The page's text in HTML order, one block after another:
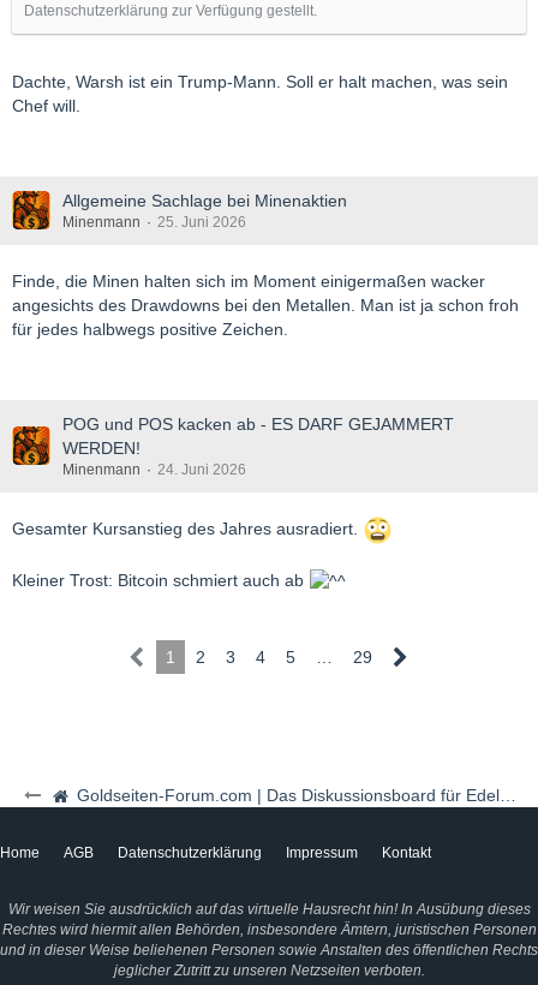
Goldseiten-Forum.com | Das Diskussionsboard für Edelmetalle & Rohstoffe
Datenschutzerklärung zur Verfügung gestellt.
Dachte, Warsh ist ein Trump-Mann. Soll er halt machen, was sein
Chef will.
Allgemeine Sachlage bei Minenaktien
Minenmann 25. Juni 2026
Finde, die Minen halten sich im Moment einigermaßen wacker
angesichts des Drawdowns bei den Metallen. Man ist ja schon froh
für jedes halbwegs positive Zeichen.
POG und POS kacken ab - ES DARF GEJAMMERT
WERDEN!
Minenmann 24. Juni 2026
Gesamter Kursanstieg des Jahres ausradiert.
Kleiner Trost: Bitcoin schmiert auch ab
1 2 3 4 5 29
Home AGB Datenschutzerklärung Impressum Kontakt
Wir weisen Sie ausdrücklich auf das virtuelle Hausrecht hin! In Ausübung dieses
Rechtes wird hiermit allen Behörden, insbesondere Ämtern, juristischen Personen
und in dieser Weise beliehenen Personen sowie Anstalten des öffentlichen Rechts
jeglicher Zutritt zu unseren Netzseiten verboten.